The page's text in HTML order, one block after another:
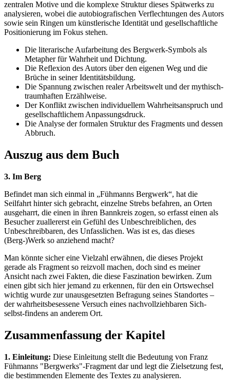
zentralen Motive und die komplexe Struktur dieses Spätwerks zu
analysieren, wobei die autobiografischen Verflechtungen des Autors
sowie sein Ringen um künstlerische Identität und gesellschaftliche
Positionierung im Fokus stehen.
Die literarische Aufarbeitung des Bergwerk-Symbols als
Metapher für Wahrheit und Dichtung.
Die Reflexion des Autors über den eigenen Weg und die
Brüche in seiner Identitätsbildung.
Die Spannung zwischen realer Arbeitswelt und der mythisch-
traumhaften Erzählweise.
Der Konflikt zwischen individuellem Wahrheitsanspruch und
gesellschaftlichem Anpassungsdruck.
Die Analyse der formalen Struktur des Fragments und dessen
Abbruch.
Auszug aus dem Buch
3. Im Berg
Befindet man sich einmal in „Fühmanns Bergwerk“, hat die
Seilfahrt hinter sich gebracht, einzelne Strebs befahren, an Orten
ausgeharrt, die einen in ihren Bannkreis zogen, so erfasst einen als
Besucher zuallererst ein Gefühl des Unbeschreiblichen, des
Unbeschreibbaren, des Unfasslichen. Was ist es, das dieses
(Berg-)Werk so anziehend macht?
Man könnte sicher eine Vielzahl erwähnen, die dieses Projekt
gerade als Fragment so reizvoll machen, doch sind es meiner
Ansicht nach zwei Fakten, die diese Faszination bewirken. Zum
einen gibt sich hier jemand zu erkennen, für den ein Ortswechsel
wichtig wurde zur unausgesetzten Befragung seines Standortes –
der wahrheitsbesessene Versuch eines nachvollziehbaren Sich-
selbst-findens an anderem Ort.
Zusammenfassung der Kapitel
1. Einleitung: Diese Einleitung stellt die Bedeutung von Franz
Fühmanns "Bergwerks"-Fragment dar und legt die Zielsetzung fest,
die bestimmenden Elemente des Textes zu analysieren.